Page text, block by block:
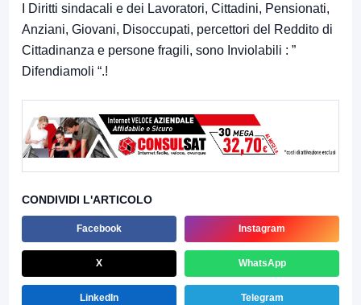
I Diritti sindacali e dei Lavoratori, Cittadini, Pensionati,
Anziani, Giovani, Disoccupati, percettori del Reddito di
Cittadinanza e persone fragili, sono Inviolabili : ”
Difendiamoli “.!
CONDIVIDI L'ARTICOLO
Facebook Instagram
X WhatsApp
LinkedIn Telegram